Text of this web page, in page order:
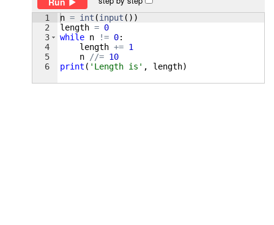
1
2
3
4
5
6
n = int (input ( ))
length = 0
while n != 0:
length += 1
n
//= 10
print ( 'Length is' , length)